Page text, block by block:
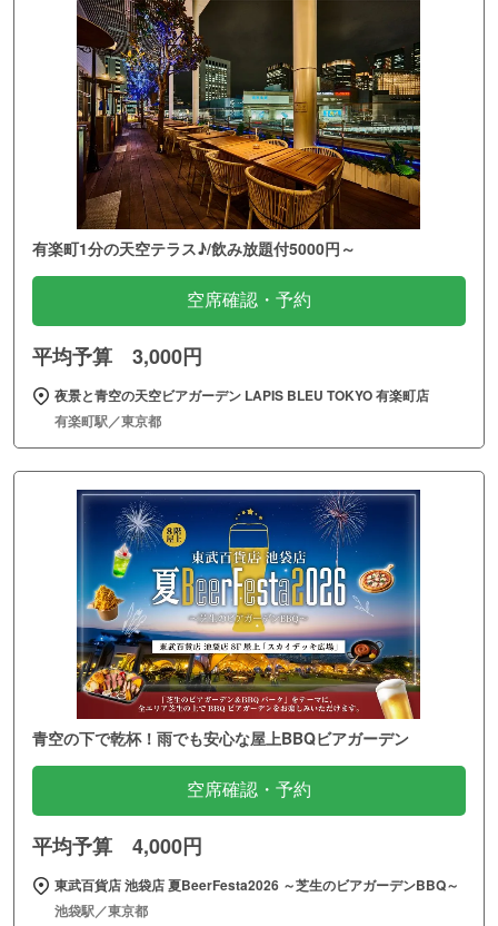
有楽町1分の天空テラス♪/飲み放題付5000円～
空席確認・予約
平均予算 3,000円
夜景と青空の天空ビアガーデン LAPIS BLEU TOKYO 有楽町店
有楽町駅／東京都
青空の下で乾杯！雨でも安心な屋上BBQビアガーデン
空席確認・予約
平均予算 4,000円
東武百貨店 池袋店 夏BeerFesta2026 ～芝生のビアガーデンBBQ～
池袋駅／東京都